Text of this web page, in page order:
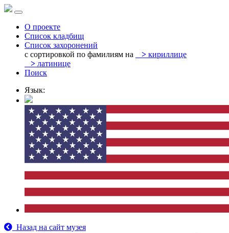
О проекте
Список кладбищ
Список захоронений
с сортировкой по фамилиям на
> кириллице
> латинице
Поиск
Язык:
Назад на сайт музея